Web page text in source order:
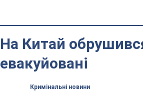
На Китай
евакуйовані
Кримінальні новини